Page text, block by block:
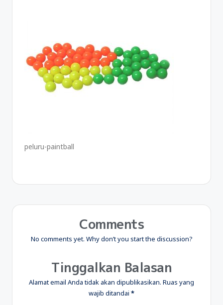
peluru-paintball
Comments
No comments yet. Why don’t you start the discussion?
Tinggalkan Balasan
Alamat email Anda tidak akan dipublikasikan. Ruas yang
wajib ditandai *